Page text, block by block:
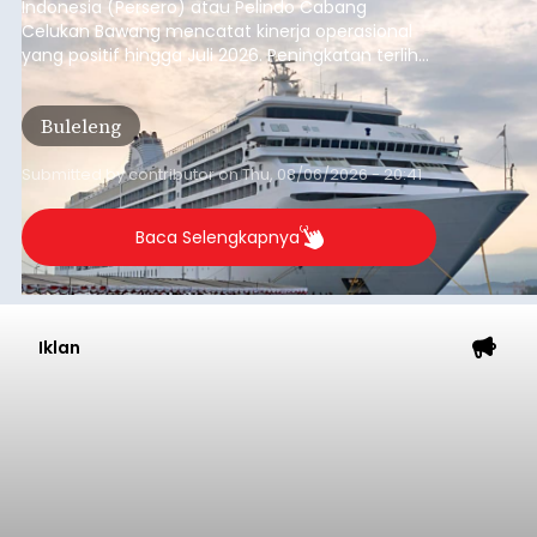
Indonesia (Persero) atau Pelindo Cabang
Celukan Bawang mencatat kinerja operasional
yang positif hingga Juli 2026. Peningkatan terlihat
dari arus kapal yang mencapai 1,48 juta Gross
Tonnage (GT), atau tumbuh 12,4 persen
dibandingkan periode yang sama tahun lalu
yang tercatat sebesar 1,32 juta GT.
Buleleng
Submitted bycontributoronThu, 08/06/2026 - 20:41
Baca Selengkapnya
Iklan